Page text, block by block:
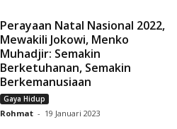
Perayaan Natal Nasional 2022,
Mewakili Jokowi, Menko
Muhadjir: Semakin
Berketuhanan, Semakin
Berkemanusiaan
Gaya Hidup
Rohmat - 19 Januari 2023